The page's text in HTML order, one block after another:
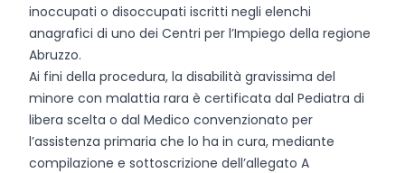
inoccupati o disoccupati iscritti negli elenchi
anagrafici di uno dei Centri per l’Impiego della regione
Abruzzo.
Ai fini della procedura, la disabilità gravissima del
minore con malattia rara è certificata dal Pediatra di
libera scelta o dal Medico convenzionato per
l’assistenza primaria che lo ha in cura, mediante
compilazione e sottoscrizione dell’allegato A